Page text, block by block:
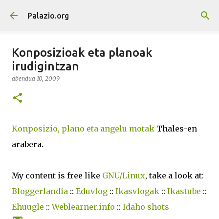
Saltatu eta joan eduki nagusira
Palazio.org
Konposizioak eta planoak
irudigintzan
abendua 10, 2009
Konposizio, plano eta angelu motak Thales-en
arabera.
My content is free like GNU/Linux, take a look at:
Bloggerlandia :: Eduvlog :: Ikasvlogak :: Ikastube ::
Ehuugle ::Weblearner.info :: Idaho shots